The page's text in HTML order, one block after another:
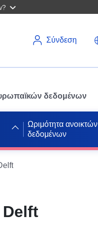
Σύνδεση
δεδομένων
Ωριμότητα ανοικτών
δεδομένων
Delft